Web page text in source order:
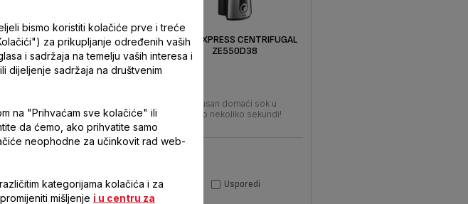
EASY FRUIT ZE610D38
priprema!
Usporedi
JUICE EXPRESS CENTRIFUGAL
ZE550D38
Ukusan domaći sok u
samo nekoliko sekundi!
Usporedi
bismo koristiti kolačiće prve i treće
za prikupljanje određenih vaših
i sadržaja na temelju vaših interesa i
dijeljenje sadržaja na društvenim
na "Prihvaćam sve kolačiće" ili
da ćemo, ako prihvatite samo
neophodne za učinkovit rad web-
kategorijama kolačića i za
mišljenje i u centru za